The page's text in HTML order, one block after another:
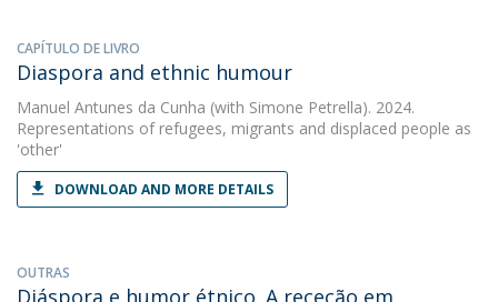
CAPÍTULO DE LIVRO
Diaspora and ethnic humour
Manuel Antunes da Cunha (with Simone Petrella). 2024.
Representations of refugees, migrants and displaced people as
'other'
DOWNLOAD AND MORE DETAILS
OUTRAS
Diáspora e humor étnico. A receção em